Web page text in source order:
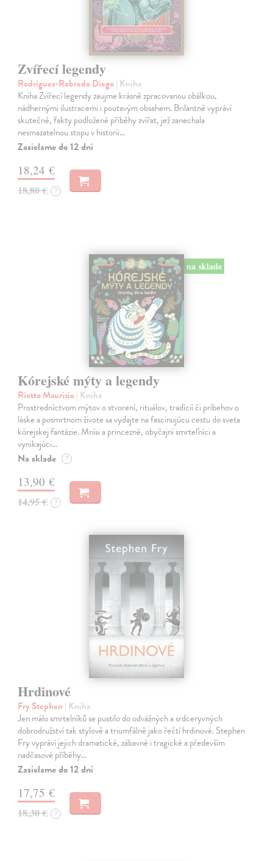
Zvířecí legendy
Rodríguez-Robredo Diego| Kniha
Kniha Zvířecí legendy zaujme krásně zpracovanou obálkou,
nádhernými ilustracemi i poutavým obsahem. Brilantně vypráví
skutečné, fakty podložené příběhy zvířat, jež zanechala
nesmazatelnou stopu v historii…
Zasielame do 12 dní
18,24 €
18,80 € ?
na sklade
Kórejské mýty a legendy
Riotto Maurizio| Kniha
Prostredníctvom mýtov o stvorení, rituálov, tradícií či príbehov o
láske a posmrtnom živote sa vydajte na fascinujúcu cestu do sveta
kórejskej fantázie. Mnísi a princezné, obyčajní smrteľníci a
vynikajúci…
Na sklade ?
13,90 €
14,95 € ?
Hrdinové
Fry Stephen | Kniha
Jen málo smrtelníků se pustilo do odvážných a srdceryvných
dobrodružství tak stylově a triumfálně jako řečtí hrdinové. Stephen
Fry vypráví jejich dramatické, zábavné i tragické a především
nadčasové příběhy…
Zasielame do 12 dní
17,75 €
18,30 € ?